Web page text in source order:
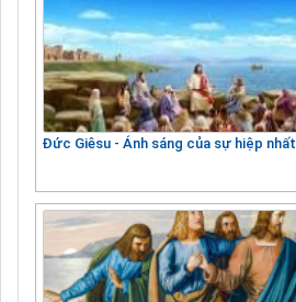
Đức Giêsu - Ánh sáng của sự hiệp nhất